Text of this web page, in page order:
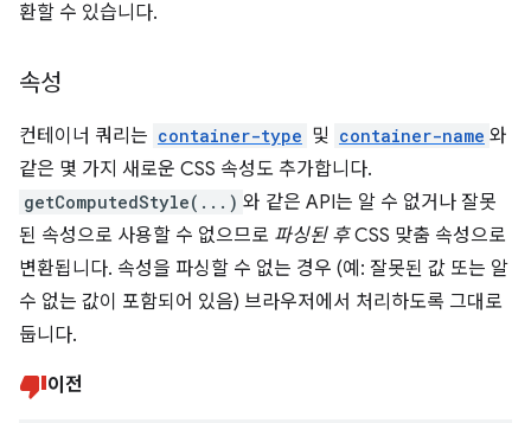
환할 수 있습니다.
속성
컨테이너 쿼리는 container-type 및 container-name 와
같은 몇 가지 새로운 CSS 속성도 추가합니다.
getComputedStyle(...) 와 같은 API는 알 수 없거나 잘못
된 속성으로 사용할 수 없으므로 파싱된 후CSS 맞춤 속성으로
변환됩니다. 속성을 파싱할 수 없는 경우 (예: 잘못된 값 또는 알
수 없는 값이 포함되어 있음) 브라우저에서 처리하도록 그대로
둡니다.
이전